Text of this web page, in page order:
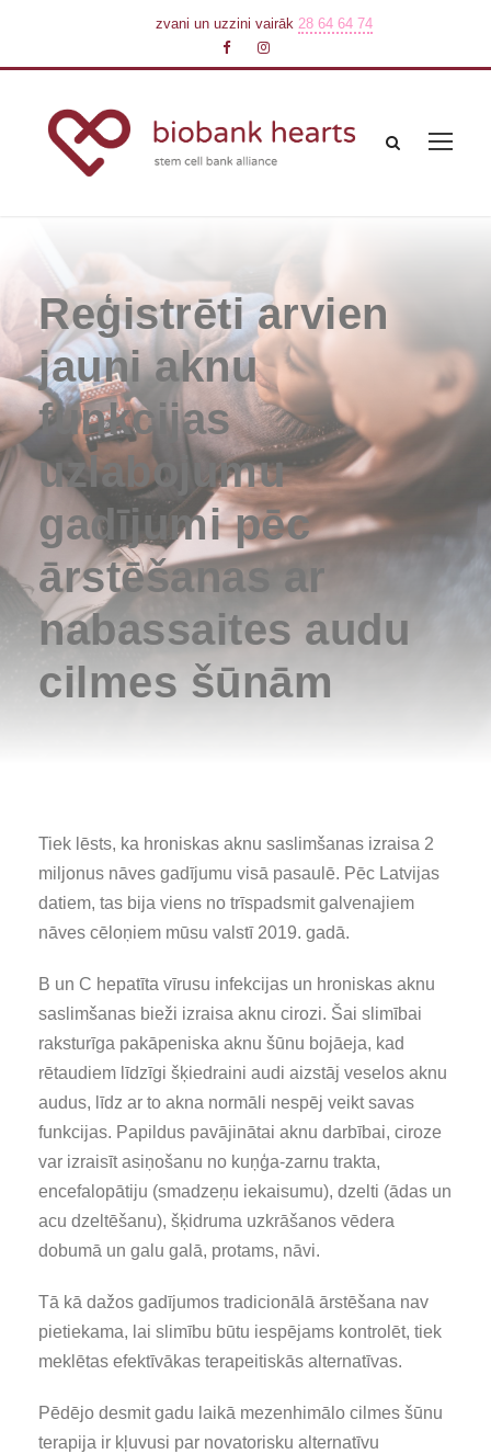
zvani un uzzini vairāk 28 64 64 74
Reģistrēti arvien
jauni aknu
funkcijas
uzlabojumu
gadījumi pēc
ārstēšanas ar
nabassaites audu
cilmes šūnām
Tiek lēsts, ka hroniskas aknu saslimšanas izraisa 2
miljonus nāves gadījumu visā pasaulē. Pēc Latvijas
datiem, tas bija viens no trīspadsmit galvenajiem
nāves cēloņiem mūsu valstī 2019. gadā.
B un C hepatīta vīrusu infekcijas un hroniskas aknu
saslimšanas bieži izraisa aknu cirozi. Šai slimībai
raksturīga pakāpeniska aknu šūnu bojāeja, kad
rētaudiem līdzīgi šķiedraini audi aizstāj veselos aknu
audus, līdz ar to akna normāli nespēj veikt savas
funkcijas. Papildus pavājinātai aknu darbībai, ciroze
var izraisīt asiņošanu no kuņģa-zarnu trakta,
encefalopātiju (smadzeņu iekaisumu), dzelti (ādas un
acu dzeltēšanu), šķidruma uzkrāšanos vēdera
dobumā un galu galā, protams, nāvi.
Tā kā dažos gadījumos tradicionālā ārstēšana nav
pietiekama, lai slimību būtu iespējams kontrolēt, tiek
meklētas efektīvākas terapeitiskās alternatīvas.
Pēdējo desmit gadu laikā mezenhimālo cilmes šūnu
terapija ir kļuvusi par novatorisku alternatīvu